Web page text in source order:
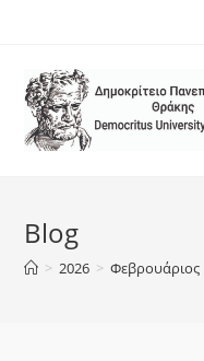
Blog
> 2026 > Φεβρουάριος